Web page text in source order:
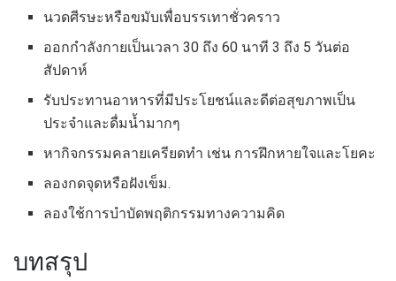
นวดศีรษะหรือขมับเพื่อบรรเทาชั่วคราว
ออกกำลังกายเป็นเวลา 30 ถึง 60 นาที 3 ถึง 5 วันต่อ
สัปดาห์
รับประทานอาหารที่มีประโยชน์และดีต่อสุขภาพเป็น
ประจำและดื่มน้ำมากๆ
หากิจกรรมคลายเครียดทำ เช่น การฝึกหายใจและโยคะ
ลองกดจุดหรือฝังเข็ม.
ลองใช้การบำบัดพฤติกรรมทางความคิด
บทสรุป